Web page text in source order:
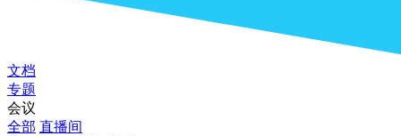
文档
专题
会议
全部 直播间